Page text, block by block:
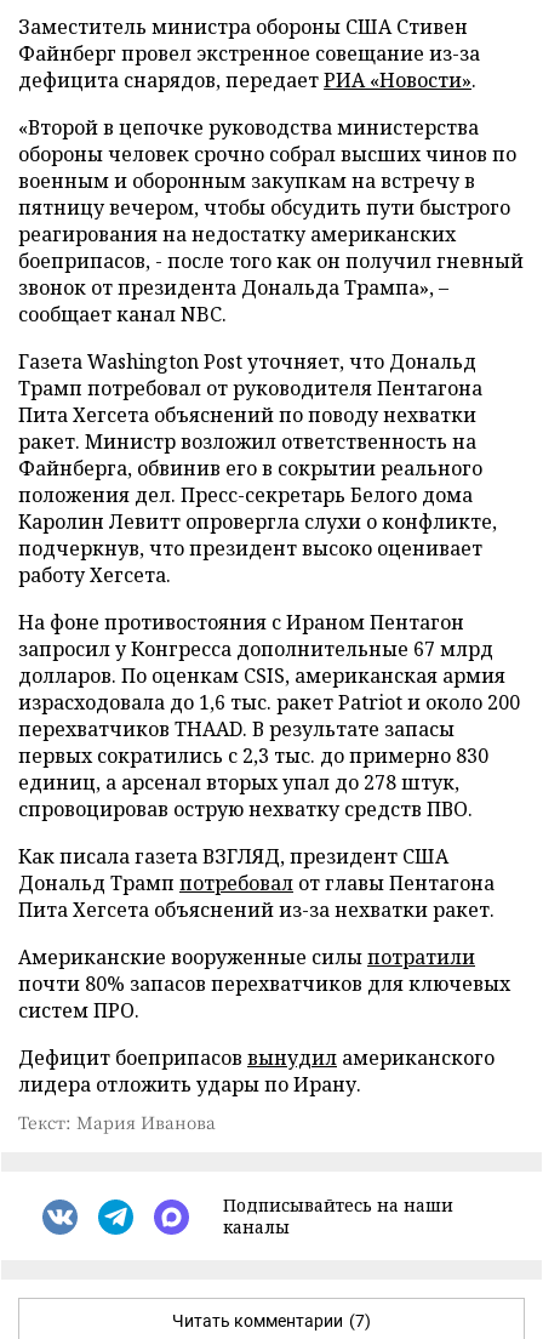
Заместитель министра обороны США Стивен
Файнберг провел экстренное совещание из-за
дефицита снарядов, передаетРИА «Новости».
«Второй в цепочке руководства министерства
обороны человек срочно собрал высших чинов по
военным и оборонным закупкам на встречу в
пятницу вечером, чтобы обсудить пути быстрого
реагирования на недостатку американских
боеприпасов, - после того как он получил гневный
звонок от президента Дональда Трампа», –
сообщает канал NBC.
Газета Washington Post уточняет, что Дональд
Трамп потребовал от руководителя Пентагона
Пита Хегсета объяснений по поводу нехватки
ракет. Министр возложил ответственность на
Файнберга, обвинив его в сокрытии реального
положения дел. Пресс-секретарь Белого дома
Каролин Левитт опровергла слухи о конфликте,
подчеркнув, что президент высоко оценивает
работу Хегсета.
На фоне противостояния с Ираном Пентагон
запросил у Конгресса дополнительные 67 млрд
долларов. По оценкам CSIS, американская армия
израсходовала до 1,6 тыс. ракет Patriot и около 200
перехватчиков THAAD. В результате запасы
первых сократились с 2,3 тыс. до примерно 830
единиц, а арсенал вторых упал до 278 штук,
спровоцировав острую нехватку средств ПВО.
Как писала газета ВЗГЛЯД, президент США
Дональд Трамп потребовал от главы Пентагона
Пита Хегсета объяснений из-за нехватки ракет.
Американские вооруженные силыпотратили
почти 80% запасов перехватчиков для ключевых
систем ПРО.
Дефицит боеприпасов вынудил американского
лидера отложить удары по Ирану.
Текст: Мария Иванова
Подписывайтесь на наши
каналы
Читать комментарии (7)